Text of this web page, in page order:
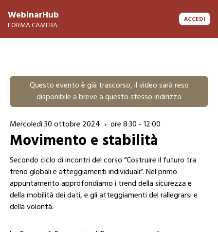
WebinarHub
FORMA CAMERA
ACCEDI
Questo evento è già trascorso,il video sarà reso
disponibile a breve a questo stesso indirizzo
mercoledì 30 ottobre 2024 › ore 8:30 - 12:00
Movimento e stabilità
Secondo ciclo di incontri del corso “Costruire il futuro tra
trend globali e atteggiamenti individuali“. Nel primo
appuntamento approfondiamo i trend della sicurezza e
della mobilità dei dati, e gli atteggiamenti del rallegrarsi e
della volontà.